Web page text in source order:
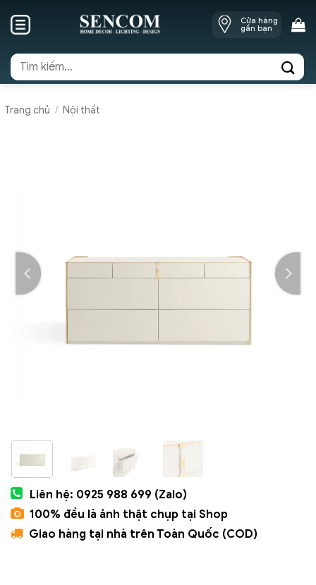
Cửa hàng
gần bạn
Tìm
kiếm:
Trang chủ / Nội thất
Liên hệ: 0925 988 699 (Zalo)
100% đều là ảnh thật chụp tại Shop
Giao hàng tại nhà trên Toàn Quốc (COD)